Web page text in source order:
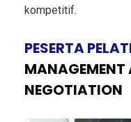
kompetitif.
PESERTA
MANAGEMENT
NEGOTIATION